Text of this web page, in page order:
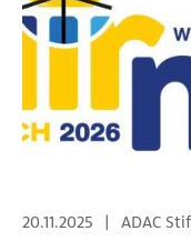
20.11.2025 | ADAC